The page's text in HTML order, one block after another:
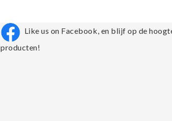
Like us on Facebook, en blijf op de
producten!